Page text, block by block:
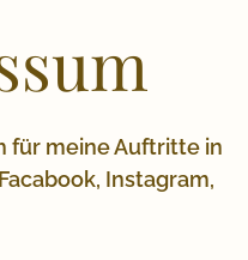
für meine Auftritte in
Instagram,